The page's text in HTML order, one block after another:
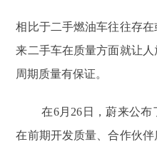
相比于二手燃油车往往存
来二手车在质量方面就让
周期质量有保证。
在6月26日，蔚来公布
在前期开发质量、合作伙